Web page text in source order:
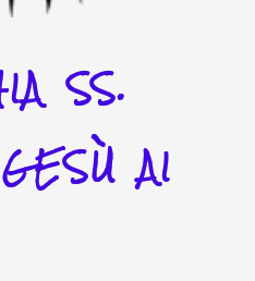
SS.
AI